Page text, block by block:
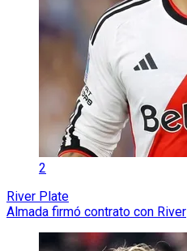
2
River Plate
Almada firmó contrato con River